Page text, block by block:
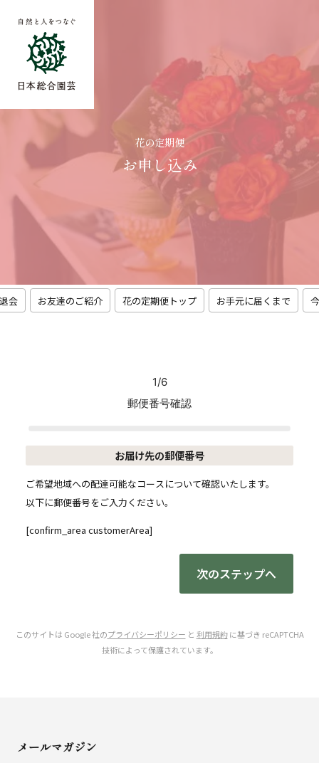
花の定期便
お申し込み
会 お友達のご紹介 花の定期便トップ お手元に届くまで
1/6
郵便番号確認
お届け先の郵便番号
ご希望地域への配達可能なコースについて確認いたします。
以下に郵便番号をご入力ください。
[confirm_area customerArea]
次のステップへ
このサイトは Google 社のプライバシーポリシー と 利用規約に基づき reCAPTCHA
技術によって保護されています。
メールマガジン